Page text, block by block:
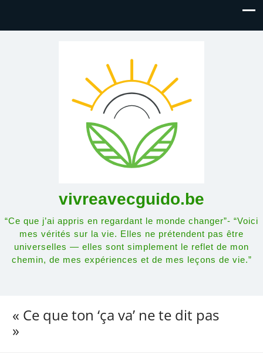
vivreavecguido.be
“Ce que j’ai appris en regardant le monde changer”- “Voici
mes vérités sur la vie. Elles ne prétendent pas être
universelles — elles sont simplement le reflet de mon
chemin, de mes expériences et de mes leçons de vie.”
« Ce que ton ‘ça va’ ne te dit pas
»